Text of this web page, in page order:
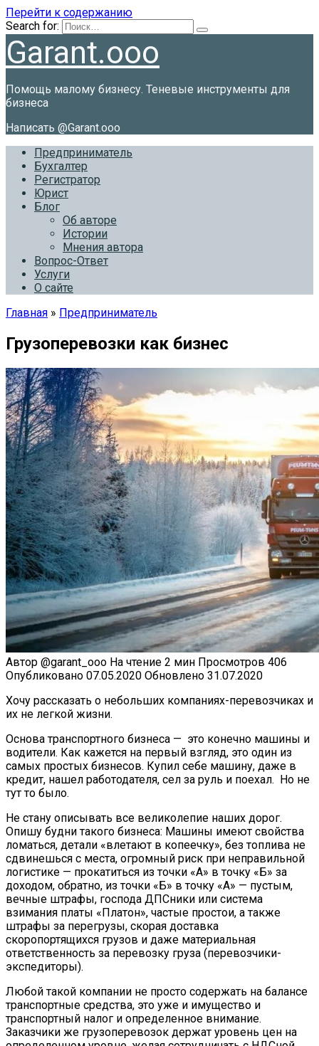
Перейти к содержанию
Search for:
Garant.ooo
Помощь малому бизнесу. Теневые инструменты для
бизнеса
Написать @Garant.ooo
Предприниматель
Бухгалтер
Регистратор
Юрист
Блог
Об авторе
Истории
Мнения автора
Вопрос-Ответ
Услуги
О сайте
Главная » Предприниматель
Грузоперевозки как бизнес
Автор @garant_ooo На чтение 2 мин Просмотров 406
Опубликовано 07.05.2020 Обновлено 31.07.2020
Хочу рассказать о небольших компаниях-перевозчиках и
их не легкой жизни.
Основа транспортного бизнеса — это конечно машины и
водители. Как кажется на первый взгляд, это один из
самых простых бизнесов. Купил себе машину, даже в
кредит, нашел работодателя, сел за руль и поехал. Но не
тут то было.
Не стану описывать все великолепие наших дорог.
Опишу будни такого бизнеса: Машины имеют свойства
ломаться, детали «влетают в копеечку», без топлива не
сдвинешься с места, огромный риск при неправильной
логистике — прокатиться из точки «А» в точку «Б» за
доходом, обратно, из точки «Б» в точку «А» — пустым,
вечные штрафы, господа ДПСники или система
взимания платы «Платон», частые простои, а также
штрафы за перегрузы, скорая доставка
скоропортящихся грузов и даже материальная
ответственность за перевозку груза (перевозчики-
экспедиторы).
Любой такой компании не просто содержать на балансе
транспортные средства, это уже и имущество и
транспортный налог и определенное внимание.
Заказчики же грузоперевозок держат уровень цен на